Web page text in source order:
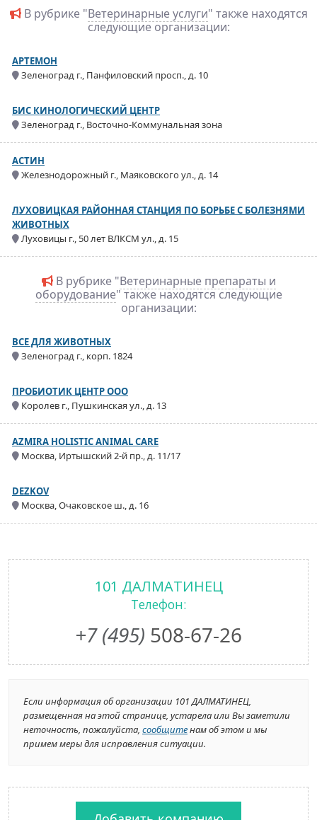
В рубрике "Ветеринарные услуги" также находятся
следующие организации:
АРТЕМОН
Зеленоград г., Панфиловский просп., д. 10
БИС КИНОЛОГИЧЕСКИЙ ЦЕНТР
Зеленоград г., Восточно-Коммунальная зона
АСТИН
Железнодорожный г., Маяковского ул., д. 14
ЛУХОВИЦКАЯ РАЙОННАЯ СТАНЦИЯ ПО БОРЬБЕ С БОЛЕЗНЯМИ
ЖИВОТНЫХ
Луховицы г., 50 лет ВЛКСМ ул., д. 15
В рубрике "Ветеринарные препараты и
оборудование" также находятся следующие
организации:
ВСЕ ДЛЯ ЖИВОТНЫХ
Зеленоград г., корп. 1824
ПРОБИОТИК ЦЕНТР ООО
Королев г., Пушкинская ул., д. 13
AZMIRA HOLISTIC ANIMAL CARE
Москва, Иртышский 2-й пр., д. 11/17
DEZKOV
Москва, Очаковское ш., д. 16
101 ДАЛМАТИНЕЦ
Телефон:
+7 (495) 508-67-26
Если информация об организации 101 ДАЛМАТИНЕЦ,
размещенная на этой странице, устарела или Вы заметили
неточность, пожалуйста, сообщитенам об этом и мы
примем меры для исправления ситуации.